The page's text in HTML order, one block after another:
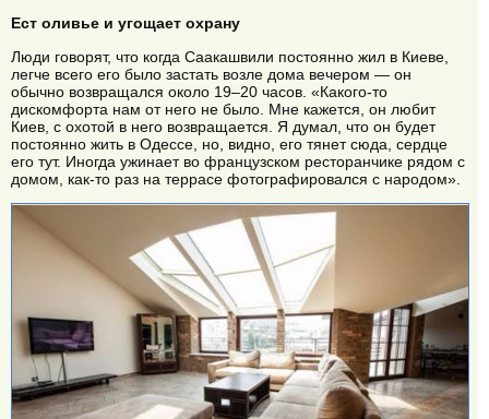
Ест оливье и угощает охрану
Люди говорят, что когда Саакашвили постоянно жил в Киеве,
легче всего его было застать возле дома вечером — он
обычно возвращался около 19–20 часов. «Какого-то
дискомфорта нам от него не было. Мне кажется, он любит
Киев, с охотой в него возвращается. Я думал, что он будет
постоянно жить в Одессе, но, видно, его тянет сюда, сердце
его тут. Иногда ужинает во французском ресторанчике рядом с
домом, как-то раз на террасе фотографировался с народом».